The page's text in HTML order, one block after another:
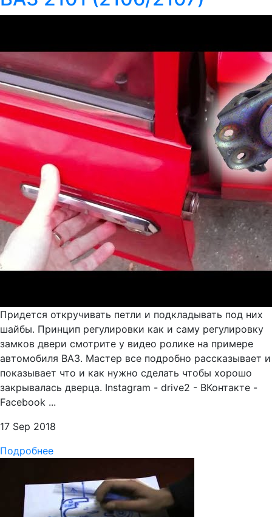
Придется откручивать петли и подкладывать под них
шайбы. Принцип регулировки как и саму регулировку
замков двери смотрите у видео ролике на примере
автомобиля ВАЗ. Мастер все подробно рассказывает и
показывает что и как нужно сделать чтобы хорошо
закрывалась дверца. Instagram - drive2 - ВКонтакте -
Facebook ...
17 Sep 2018
Подробнее